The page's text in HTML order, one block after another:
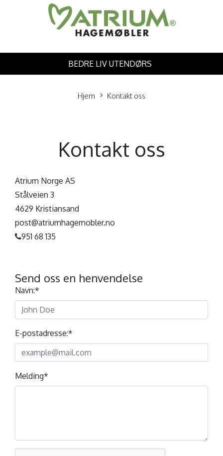
BEDRE LIV UTENDØRS
Hjem Kontakt oss
Kontakt oss
Atrium Norge AS
Stålveien 3
4629 Kristiansand
post@atriumhagemobler.no
951 68 135
Send oss en henvendelse
Navn:*
E-postadresse:*
Melding*